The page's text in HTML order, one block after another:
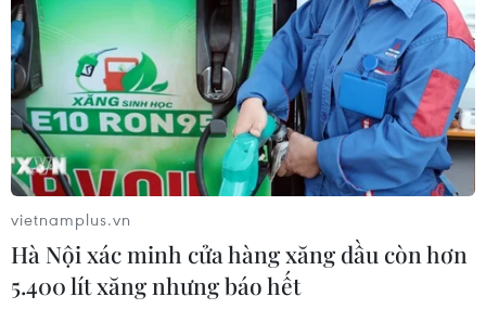
vietnamplus.vn
Hà Nội xác minh cửa hàng xăng dầu còn hơn
5.400 lít xăng nhưng báo hết